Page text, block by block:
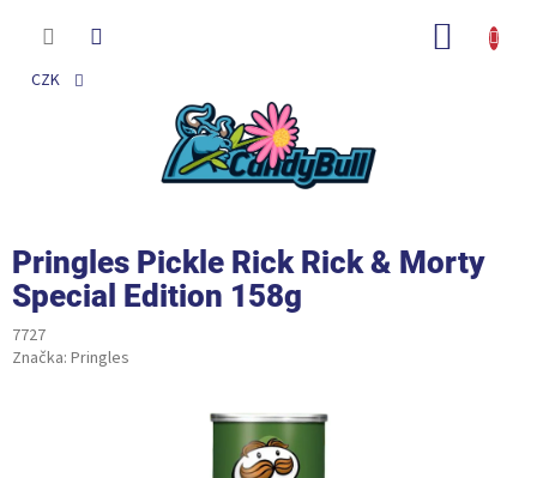
CZK
Pringles Pickle Rick Rick & Morty
Special Edition 158g
7727
Značka: Pringles